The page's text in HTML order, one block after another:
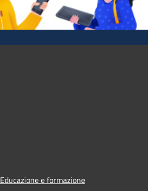
Educazione e formazione